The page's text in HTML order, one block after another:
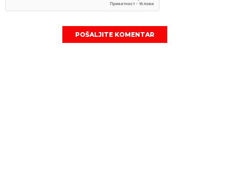
POŠALJITE KOMENTAR